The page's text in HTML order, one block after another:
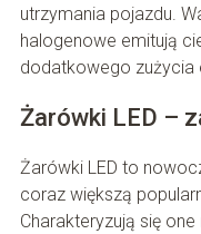
utrzymania pojazdu.
halogenowe emitują
dodatkowego zużycia
Żarówki LED –
Żarówki LED to
coraz większą
Charakteryzują się one